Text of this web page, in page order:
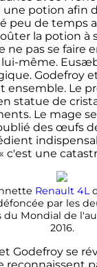
une potion afin
peu de temps
la potion à
ne pas se faire
même.
Godefroy
ensemble. Le
statue de
Le mage
des œufs
« c'est une
Renault 4L
par les
du Mondial de
2016.
Godefroy se